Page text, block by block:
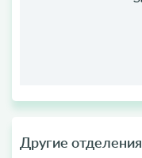
Другие отделения